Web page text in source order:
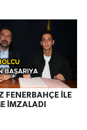
FENERBAHÇE İLE
İMZALADI